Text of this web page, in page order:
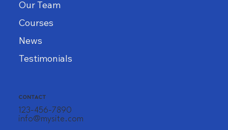
Our Team
Courses
News
Testimonials
CONTACT
123-456-7890
info@mysite.com